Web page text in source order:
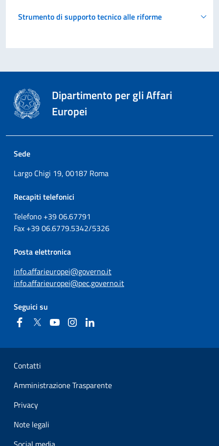
Strumento di supporto tecnico alle riforme
Dipartimento per gli Affari
Europei
Sede
Largo Chigi 19, 00187 Roma
Recapiti telefonici
Telefono +3906.67791
Fax +3906.6779.5342/5326
Posta elettronica
info.affarieuropei@governo.it
info.affarieuropei@pec.governo.it
Seguici su
FacebookTwitter YouTubeInstagram
Sezione Link Utili
Contatti
Amministrazione Trasparente
Privacy
Note legali